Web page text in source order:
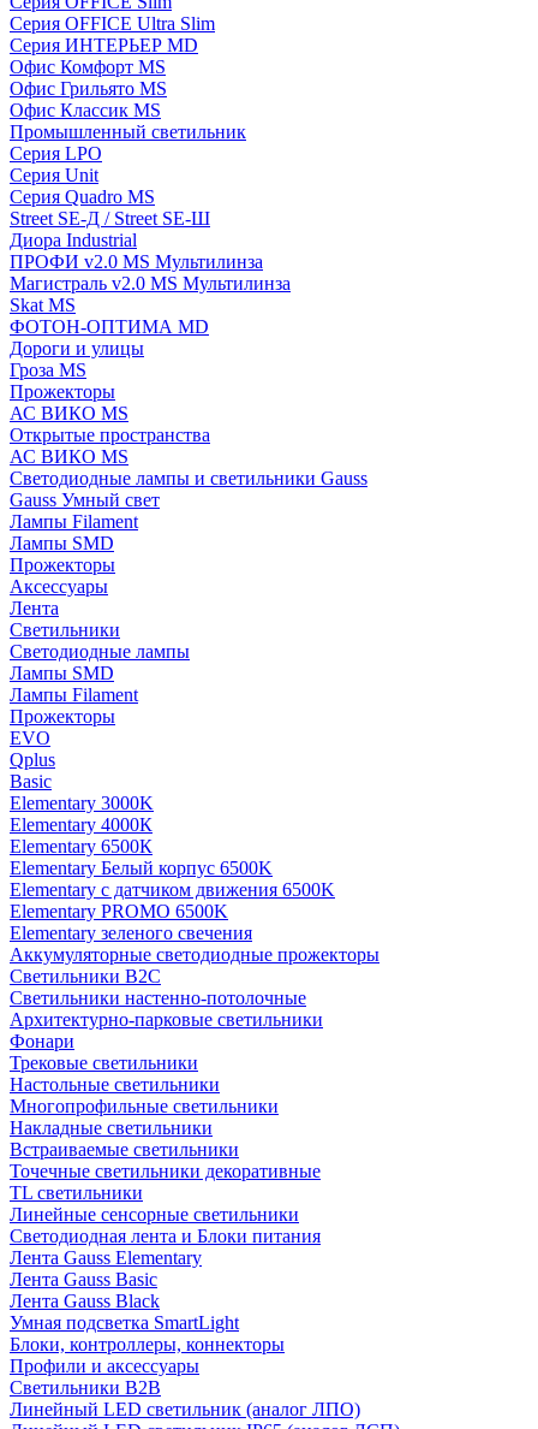
Серия OFFICE Ultra Slim
Серия ИНТЕРЬЕР MD
Офис Комфорт MS
Офис Грильято MS
Офис Классик MS
Промышленный светильник
Серия LPO
Серия Unit
Серия Quadro MS
Street SE-Д / Street SE-Ш
Диора Industrial
ПРОФИ v2.0 MS Мультилинза
Магистраль v2.0 MS Мультилинза
Skat MS
ФОТОН-ОПТИМА MD
Дороги и улицы
Гроза MS
Прожекторы
АС ВИКО MS
Открытые пространства
АС ВИКО MS
Светодиодные лампы и светильники Gauss
Gauss Умный свет
Лампы Filament
Лампы SMD
Прожекторы
Аксессуары
Лента
Светильники
Светодиодные лампы
Лампы SMD
Лампы Filament
Прожекторы
EVO
Qplus
Basic
Elementary 3000K
Elementary 4000К
Elementary 6500К
Elementary Белый корпус 6500K
Elementary с датчиком движения 6500K
Elementary PROMO 6500K
Elementary зеленого свечения
Аккумуляторные светодиодные прожекторы
Светильники B2C
Светильники настенно-потолочные
Архитектурно-парковые светильники
Фонари
Трековые светильники
Настольные светильники
Многопрофильные светильники
Накладные светильники
Встраиваемые светильники
Точечные светильники декоративные
TL светильники
Линейные сенсорные светильники
Светодиодная лента и Блоки питания
Лента Gauss Elementary
Лента Gauss Basic
Лента Gauss Black
Умная подсветка SmartLight
Блоки, контроллеры, коннекторы
Профили и аксессуары
Светильники B2B
Линейный LED светильник (аналог ЛПО)